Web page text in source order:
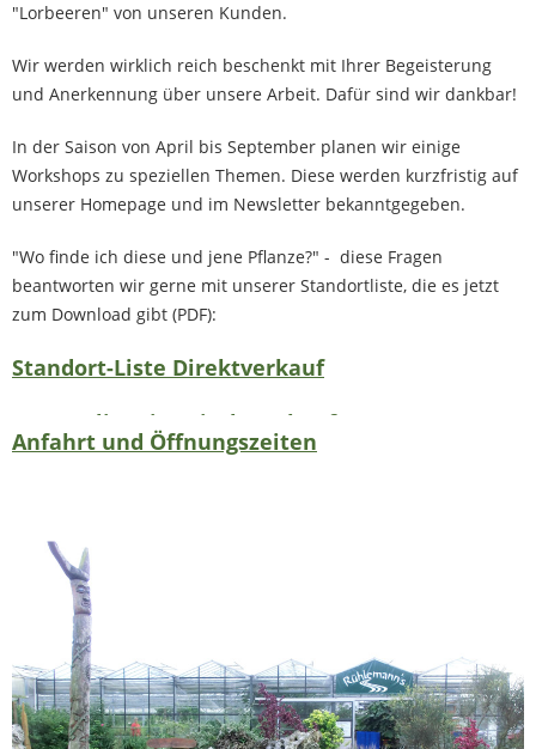
"Lorbeeren" von unseren Kunden.
Wir werden wirklich reich beschenkt mit Ihrer Begeisterung
und Anerkennung über unsere Arbeit. Dafür sind wir dankbar!
In der Saison von April bis September planen wir einige
Workshops zu speziellen Themen. Diese werden kurzfristig auf
unserer Homepage und im Newsletter bekanntgegeben.
"Wo finde ich diese und jene Pflanze?" - diese Fragen
beantworten wir gerne mit unserer Standortliste, die es jetzt
zum Download gibt (PDF):
Standort-Liste Direktverkauf
Saatgutliste im Direktverkauf
Anfahrt und Öffnungszeiten